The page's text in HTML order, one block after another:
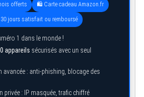
offerts 🛍️ Carte cadeau Amazon.fr
30 jours satisfait ou remboursé
1 dans le monde !
appareils sécurisés avec un seul
avancée : anti-phishing, blocage des
privée : IP masquée, trafic chiffré